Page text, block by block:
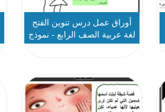
أوراق عمل درس تنوين الفتح
لغة عربية الصف الرابع - نموذج
2